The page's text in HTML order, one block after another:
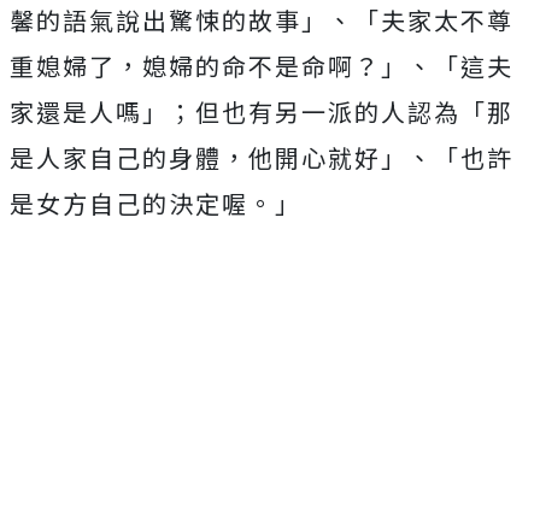
馨的語氣說出驚悚的故事」、「夫家太不尊
重媳婦了，媳婦的命不是命啊？」、「這夫
家還是人嗎」；但也有另一派的人認為「那
是人家自己的身體，他開心就好」、「也許
是女方自己的決定喔。」